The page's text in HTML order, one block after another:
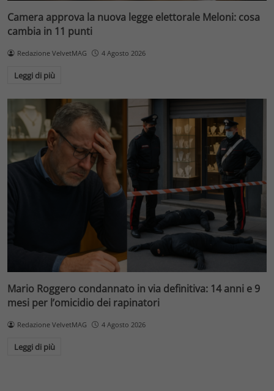
Camera approva la nuova legge elettorale Meloni: cosa
cambia in 11 punti
Redazione VelvetMAG 4 Agosto 2026
Leggi di più
Mario Roggero condannato in via definitiva: 14 anni e 9
mesi per l’omicidio dei rapinatori
Redazione VelvetMAG 4 Agosto 2026
Leggi di più